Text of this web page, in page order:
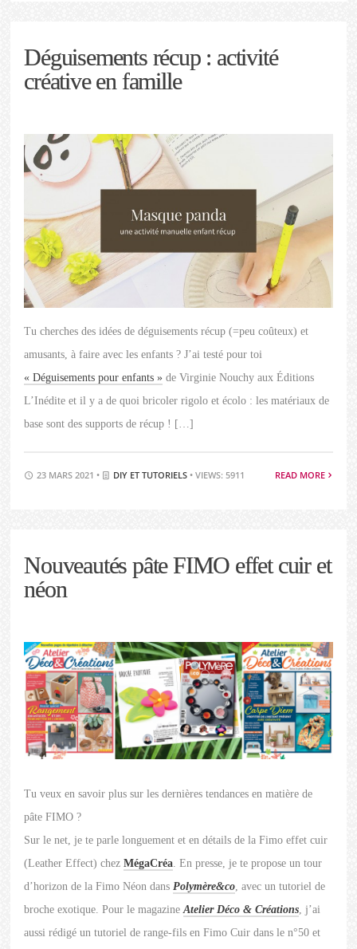
Déguisements récup : activité
créative en famille
Tu cherches des idées de déguisements récup (=peu coûteux) et
amusants, à faire avec les enfants ? J’ai testé pour toi
« Déguisements pour enfants » de Virginie Nouchy aux Éditions
L’Inédite et il y a de quoi bricoler rigolo et écolo : les matériaux de
base sont des supports de récup ! […]
23 MARS 2021 • DIY ET TUTORIELS • VIEWS: 5911 READ MORE
Nouveautés pâte FIMO effet cuir et
néon
Tu veux en savoir plus sur les dernières tendances en matière de
pâte FIMO ?
Sur le net, je te parle longuement et en détails de la Fimo effet cuir
(Leather Effect) chezMégaCréa. En presse, je te propose un tour
d’horizon de la Fimo Néon dansPolymère&co, avec un tutoriel de
broche exotique. Pour le magazineAtelier Déco & Créations, j’ai
aussi rédigé un tutoriel de range-fils en Fimo Cuir dans le n°50 et